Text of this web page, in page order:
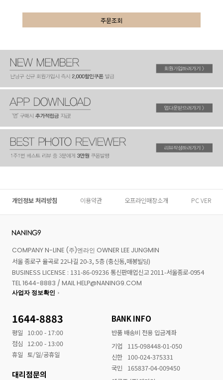
주문조회
개인정보 처리방침 이용약관 오프라인매장소개 PC VER
COMPANY N-LINE (주)엔라인 OWNER LEE JUNGMIN
서울 종로구 율곡로 22나길 20-3, 5층 (충신동,매봉빌딩)
BUSINESS LICENSE : 131-86-09236 통신판매업신고 2011-서울종로-0954
TEL 1644-8883 / MAIL HELP@NANING9.COM
사업자 정보확인
1644-8883
평일
10:00 - 17:00
점심
12:00 - 13:00
휴일 토/일/공휴일
대리점문의
BANK INFO
반품 배송비 전용 입금계좌
기업
115-098448-01-050
신한
100-024-375331
국민
165837-04-009450